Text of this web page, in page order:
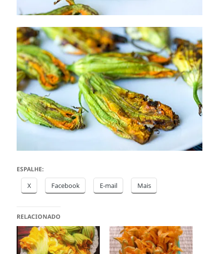
ESPALHE:
X Facebook E-mail Mais
RELACIONADO